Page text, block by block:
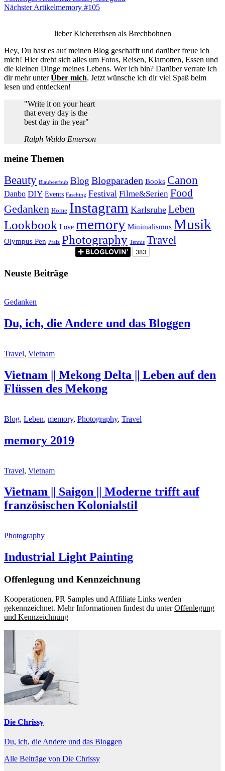
Nächster Artikelmemory #105
lieber Kichererbsen als Brechbohnen
Hey, Du hast es auf meinen Blog geschafft und darüber freue ich
mich! Hier dreht sich alles um Fotos, Reisen, Klamotten, Essen und
die kleinen Dinge meines Lebens. Wer ich bin? Darüber verrate ich
dir mehr unterÜber mich. Jetzt wünsche ich dir viel Spaß beim
lesen und entdecken!
"Write it on your heart
that every day is the
best day in the year"
Ralph Waldo Emerson
meine Themen
Beauty Blaubeerbub Blog Blogparaden Books Canon
Danbo DIY Events Fasching Festival Filme&Serien Food
Gedanken Home Instagram Karlsruhe Leben
Lookbook Love memory Minimalismus Musik
Olympus Pen Pfalz Photography Tennis Travel
Neuste Beiträge
Gedanken
Du, ich, die Andere und das Bloggen
Travel, Vietnam
Vietnam || Mekong Delta || Leben auf den
Flüssen des Mekong
Blog, Leben, memory, Photography, Travel
memory 2019
Travel, Vietnam
Vietnam || Saigon || Moderne trifft auf
französischen Kolonialstil
Photography
Industrial Light Painting
Offenlegung und Kennzeichnung
Kooperationen, PR Samples und Affiliate Links werden
gekennzeichnet. Mehr Informationen findest du unterOffenlegung
und Kennzeichnung
Die Chrissy
Du, ich, die Andere und das Bloggen
Alle Beiträge von Die Chrissy